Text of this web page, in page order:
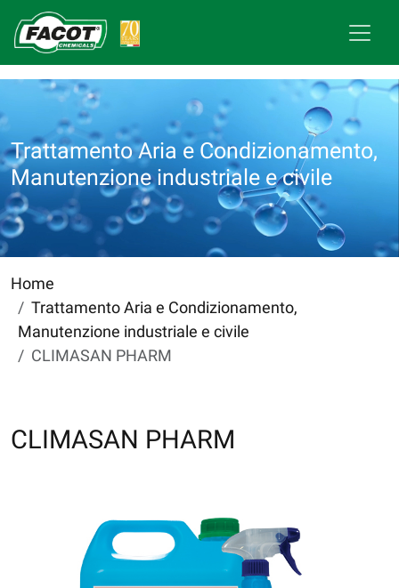
Trattamento Aria e Condizionamento,
Manutenzione industriale e civile
Home
Trattamento Aria e Condizionamento,
Manutenzione industriale e civile
CLIMASAN PHARM
CLIMASAN PHARM